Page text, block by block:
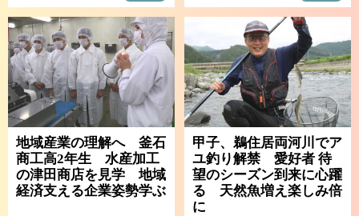
地域産業の理解へ 釜石
商工高2年生 水産加工
の津田商店を見学 地域
経済支える企業姿勢学ぶ
甲子、鵜住居両河川でア
ユ釣り解禁 愛好者 待
望のシーズン到来に心躍
る 天然魚増え楽しみ倍
に